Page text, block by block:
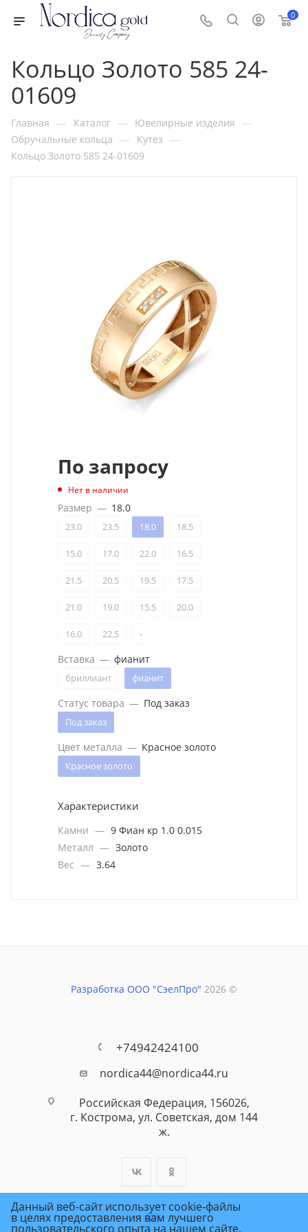
0
Кольцо Золото 585 24-
01609
Главная — Каталог — Ювелирные изделия —
Обручальные кольца — Кутез —
Кольцо Золото 585 24-01609
По запросу
Нет в наличии
Размер — 18.0
23.0 23.5 18.0 18.5
15.0 17.0 22.0 16.5
21.5 20.5 19.5 17.5
21.0 19.0 15.5 20.0
16.0 22.5 -
Вставка — фианит
бриллиант фианит
Статус товара — Под заказ
Под заказ
Цвет металла — Красное золото
Красное золото
Характеристики
Камни — 9 Фиан кр 1.0 0.015
Металл — Золото
Вес — 3.64
Разработка ООО "СэелПро" 2026 ©
+74942424100
nordica44@nordica44.ru
Российская Федерация, 156026,
г. Кострома, ул. Советская, дом 144
ж.
Данный веб-сайт использует cookie-файлы
в целях предоставления вам лучшего
пользовательского опыта на нашем сайте.